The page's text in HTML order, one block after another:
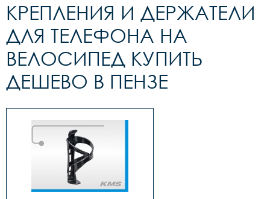
КРЕПЛЕНИЯ И ДЕРЖАТЕЛИ
ДЛЯ ТЕЛЕФОНА НА
ВЕЛОСИПЕД КУПИТЬ
ДЕШЕВО В ПЕНЗЕ